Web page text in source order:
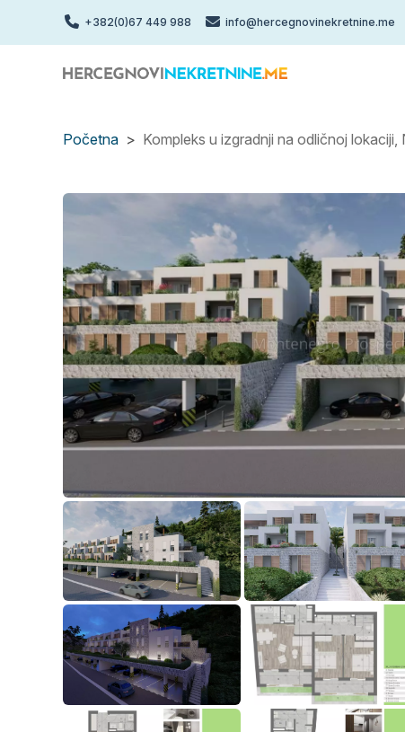
+382(0)67 449 988 info@hercegnovinekretnine.me
Početna Kompleks u izgradnji na odličnoj